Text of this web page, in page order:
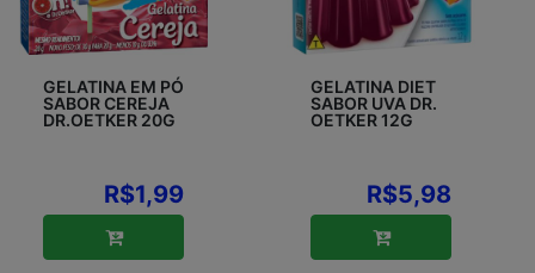
GELATINA EM PÓ
SABOR CEREJA
DR.OETKER 20G
R$1,99
GELATINA DIET
SABOR UVA DR.
OETKER 12G
R$5,98